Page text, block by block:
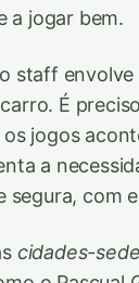
a jogar bem.
staff
É
jogos
a
segura, com
cidades-sede